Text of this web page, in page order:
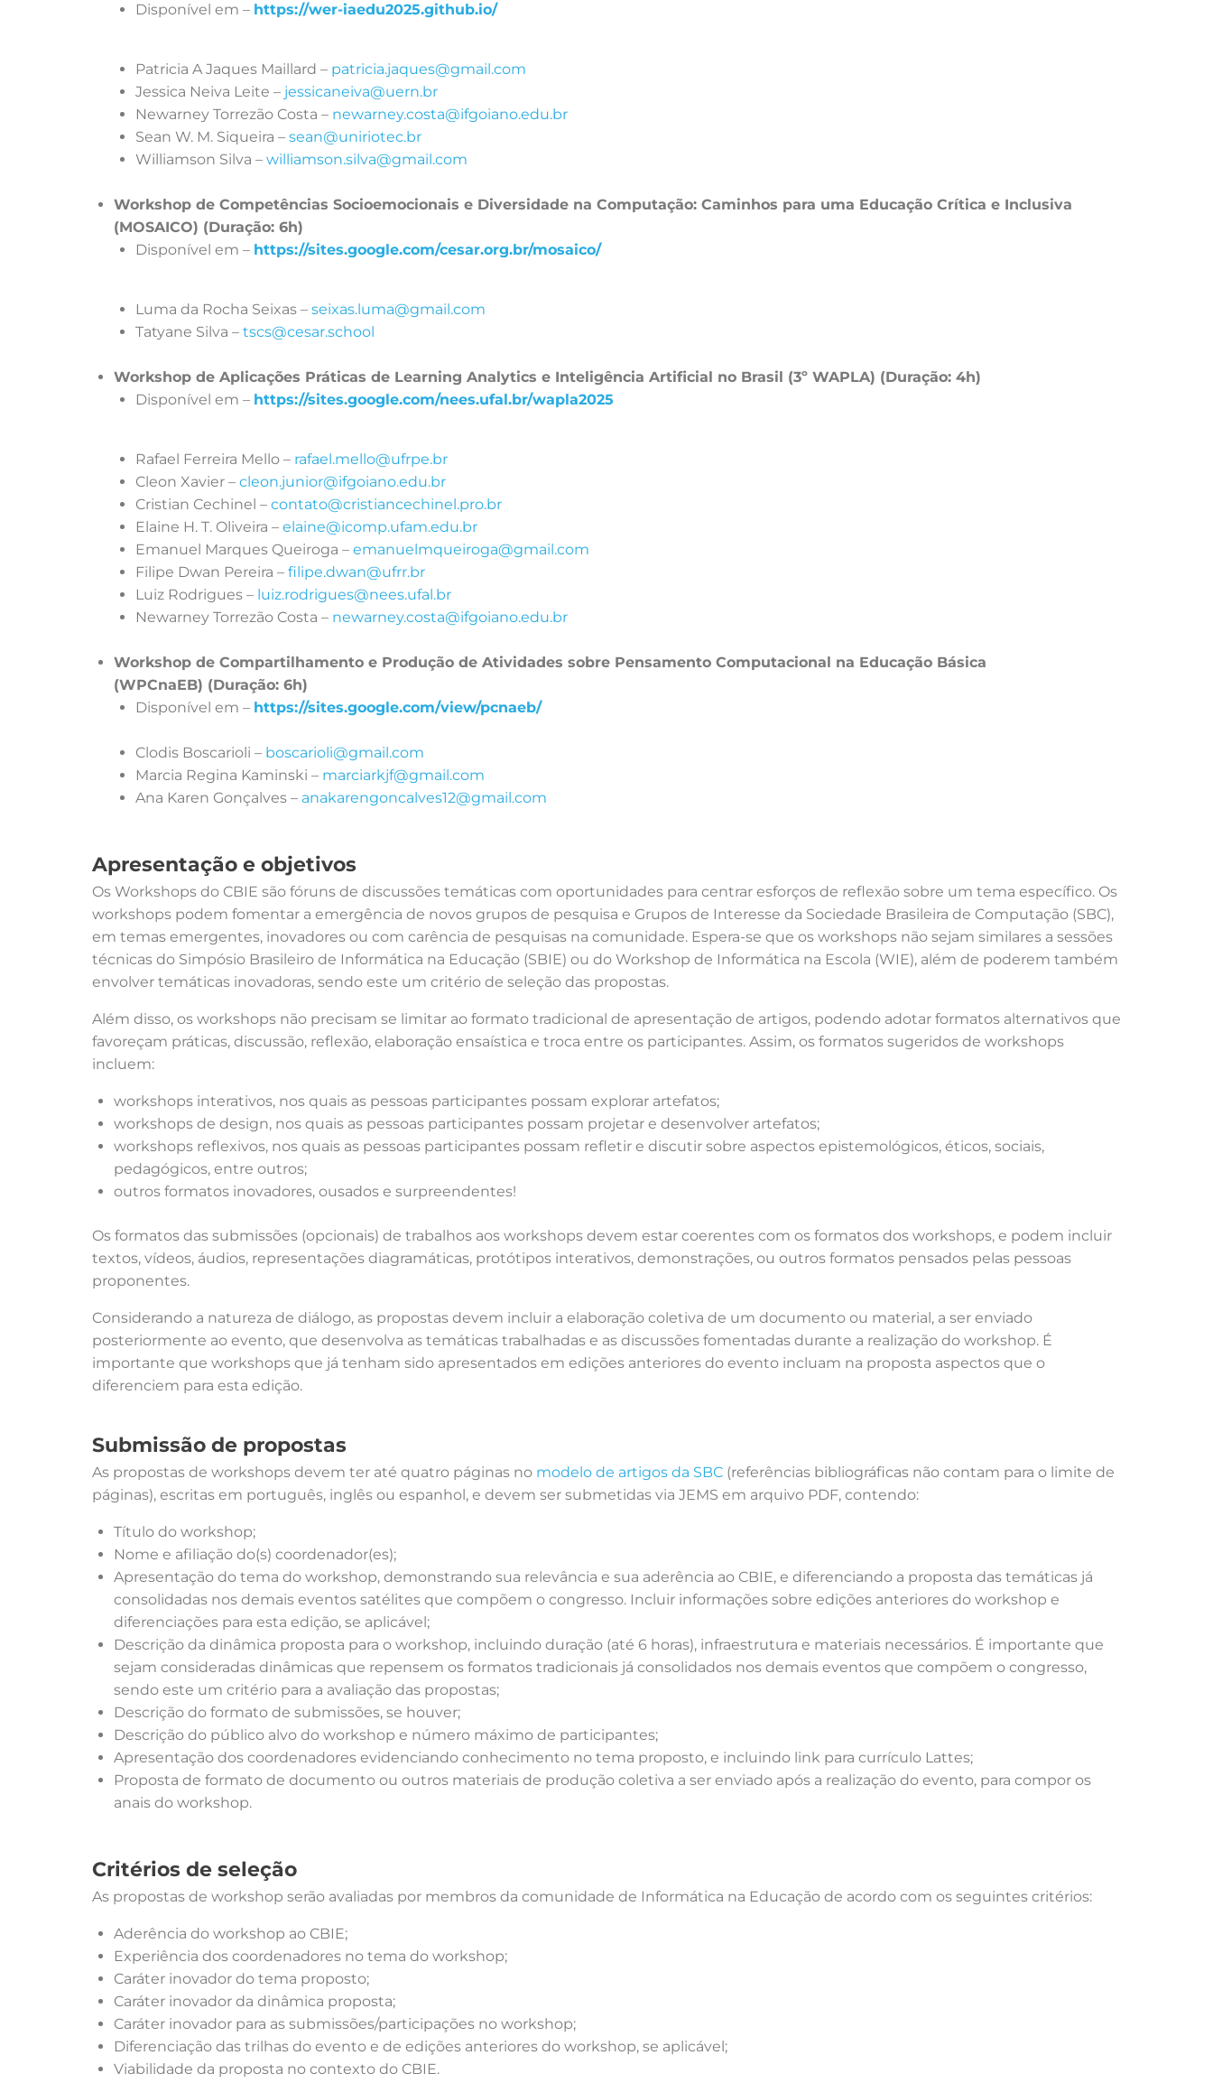
Disponível em – https://wer-iaedu2025.github.io/
Patricia A Jaques Maillard – patricia.jaques@gmail.com
Jessica Neiva Leite – jessicaneiva@uern.br
Newarney Torrezão Costa – newarney.costa@ifgoiano.edu.br
Sean W. M. Siqueira – sean@uniriotec.br
Williamson Silva – williamson.silva@gmail.com
Workshop de Competências Socioemocionais e Diversidade na Computação: Caminhos para uma Educação Crítica e Inclusiva
(MOSAICO) (Duração: 6h)
Disponível em – https://sites.google.com/cesar.org.br/mosaico/
Luma da Rocha Seixas – seixas.luma@gmail.com
Tatyane Silva – tscs@cesar.school
Workshop de Aplicações Práticas de Learning Analytics e Inteligência Artificial no Brasil (3º WAPLA) (Duração: 4h)
Disponível em – https://sites.google.com/nees.ufal.br/wapla2025
Rafael Ferreira Mello – rafael.mello@ufrpe.br
Cleon Xavier – cleon.junior@ifgoiano.edu.br
Cristian Cechinel – contato@cristiancechinel.pro.br
Elaine H. T. Oliveira – elaine@icomp.ufam.edu.br
Emanuel Marques Queiroga – emanuelmqueiroga@gmail.com
Filipe Dwan Pereira – filipe.dwan@ufrr.br
Luiz Rodrigues – luiz.rodrigues@nees.ufal.br
Newarney Torrezão Costa – newarney.costa@ifgoiano.edu.br
Workshop de Compartilhamento e Produção de Atividades sobre Pensamento Computacional na Educação Básica
(WPCnaEB) (Duração: 6h)
Disponível em – https://sites.google.com/view/pcnaeb/
Clodis Boscarioli – boscarioli@gmail.com
Marcia Regina Kaminski – marciarkjf@gmail.com
Ana Karen Gonçalves – anakarengoncalves12@gmail.com
Apresentação e objetivos
Os Workshops do CBIE são fóruns de discussões temáticas com oportunidades para centrar esforços de reflexão sobre um tema específico. Os
workshops podem fomentar a emergência de novos grupos de pesquisa e Grupos de Interesse da Sociedade Brasileira de Computação (SBC),
em temas emergentes, inovadores ou com carência de pesquisas na comunidade. Espera-se que os workshops não sejam similares a sessões
técnicas do Simpósio Brasileiro de Informática na Educação (SBIE) ou do Workshop de Informática na Escola (WIE), além de poderem também
envolver temáticas inovadoras, sendo este um critério de seleção das propostas.
Além disso, os workshops não precisam se limitar ao formato tradicional de apresentação de artigos, podendo adotar formatos alternativos que
favoreçam práticas, discussão, reflexão, elaboração ensaística e troca entre os participantes. Assim, os formatos sugeridos de workshops
incluem:
workshops interativos, nos quais as pessoas participantes possam explorar artefatos;
workshops de design, nos quais as pessoas participantes possam projetar e desenvolver artefatos;
workshops reflexivos, nos quais as pessoas participantes possam refletir e discutir sobre aspectos epistemológicos, éticos, sociais,
pedagógicos, entre outros;
outros formatos inovadores, ousados e surpreendentes!
Os formatos das submissões (opcionais) de trabalhos aos workshops devem estar coerentes com os formatos dos workshops, e podem incluir
textos, vídeos, áudios, representações diagramáticas, protótipos interativos, demonstrações, ou outros formatos pensados pelas pessoas
proponentes.
Considerando a natureza de diálogo, as propostas devem incluir a elaboração coletiva de um documento ou material, a ser enviado
posteriormente ao evento, que desenvolva as temáticas trabalhadas e as discussões fomentadas durante a realização do workshop. É
importante que workshops que já tenham sido apresentados em edições anteriores do evento incluam na proposta aspectos que o
diferenciem para esta edição.
Submissão de propostas
As propostas de workshops devem ter até quatro páginas no modelo de artigos da SBC (referências bibliográficas não contam para o limite de
páginas), escritas em português, inglês ou espanhol, e devem ser submetidas via JEMS em arquivo PDF, contendo:
Título do workshop;
Nome e afiliação do(s) coordenador(es);
Apresentação do tema do workshop, demonstrando sua relevância e sua aderência ao CBIE, e diferenciando a proposta das temáticas já
consolidadas nos demais eventos satélites que compõem o congresso. Incluir informações sobre edições anteriores do workshop e
diferenciações para esta edição, se aplicável;
Descrição da dinâmica proposta para o workshop, incluindo duração (até 6 horas), infraestrutura e materiais necessários. É importante que
sejam consideradas dinâmicas que repensem os formatos tradicionais já consolidados nos demais eventos que compõem o congresso,
sendo este um critério para a avaliação das propostas;
Descrição do formato de submissões, se houver;
Descrição do público alvo do workshop e número máximo de participantes;
Apresentação dos coordenadores evidenciando conhecimento no tema proposto, e incluindo link para currículo Lattes;
Proposta de formato de documento ou outros materiais de produção coletiva a ser enviado após a realização do evento, para compor os
anais do workshop.
Critérios de seleção
As propostas de workshop serão avaliadas por membros da comunidade de Informática na Educação de acordo com os seguintes critérios:
Aderência do workshop ao CBIE;
Experiência dos coordenadores no tema do workshop;
Caráter inovador do tema proposto;
Caráter inovador da dinâmica proposta;
Caráter inovador para as submissões/participações no workshop;
Diferenciação das trilhas do evento e de edições anteriores do workshop, se aplicável;
Viabilidade da proposta no contexto do CBIE.